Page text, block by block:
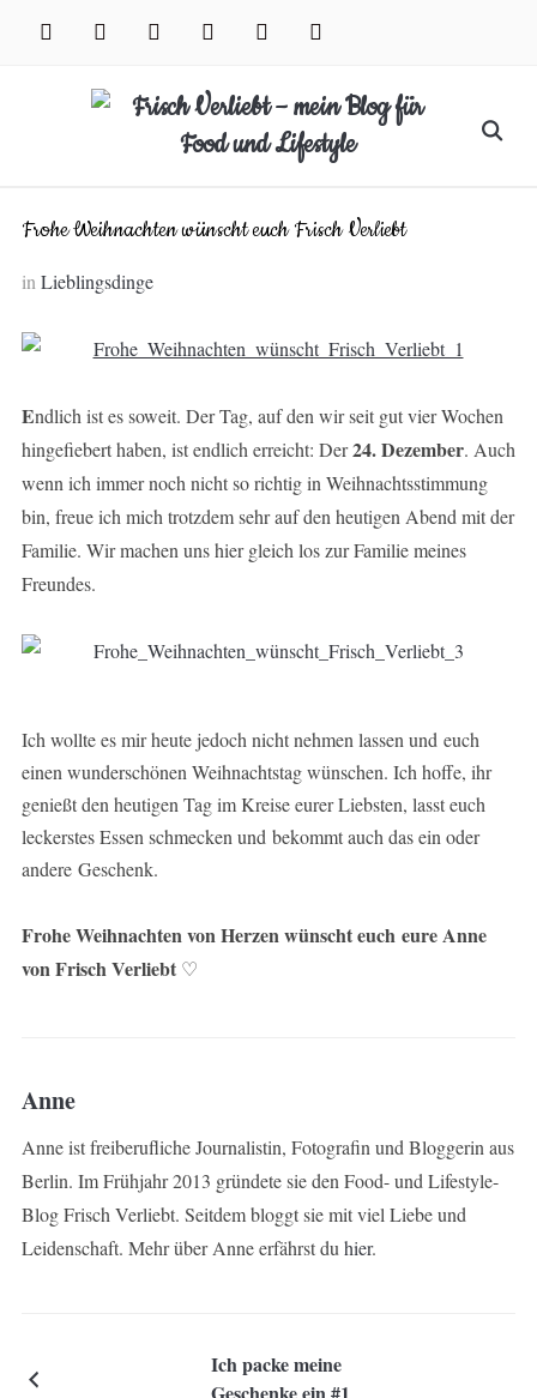
facebook instagram pinterest twitter xing youtube
Search
Frohe Weihnachten wünscht euch Frisch Verliebt
in Lieblingsdinge
Endlich ist es soweit. Der Tag, auf den wir seit gut vier Wochen
hingefiebert haben, ist endlich erreicht: Der24. Dezember. Auch
wenn ich immer noch nicht so richtig in Weihnachtsstimmung
bin, freue ich mich trotzdem sehr auf den heutigen Abend mit der
Familie. Wir machen uns hier gleich los zur Familie meines
Freundes.
Ich wollte es mir heute jedoch nicht nehmen lassen und euch
einen wunderschönen Weihnachtstag wünschen. Ich hoffe, ihr
genießt den heutigen Tag im Kreise eurer Liebsten, lasst euch
leckerstes Essen schmecken und bekommt auch das ein oder
andere Geschenk.
Frohe Weihnachten von Herzen wünscht euch eure Anne
von Frisch Verliebt♡
Anne
Anne ist freiberufliche Journalistin, Fotografin und Bloggerin aus
Berlin. Im Frühjahr 2013 gründete sie den Food- und Lifestyle-
Blog Frisch Verliebt. Seitdem bloggt sie mit viel Liebe und
Leidenschaft. Mehr über Anne erfährst du hier.
Ich packe meine